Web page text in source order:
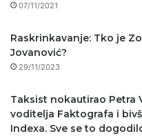
07/11/2021
Raskrinkavanje: Tko je
Jovanović?
29/11/2023
Taksist nokautirao Petra
voditelja Faktografa i
Indexa. Sve se to